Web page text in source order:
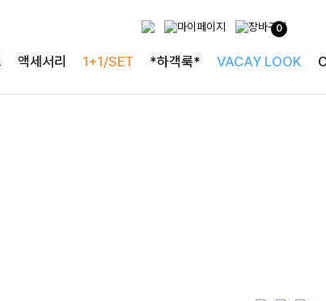
0
액세서리 1+1/SET *하객룩* VACAY LOOK
특별한 날을 빛내는
하객룩의 정석